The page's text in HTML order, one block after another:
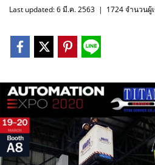
Last updated: 6 มี.ค. 2563 | 1724 จำนวนผู้